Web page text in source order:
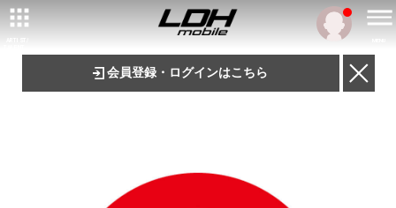
会員登録・ログインはこちら